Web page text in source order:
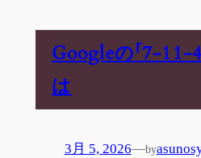
Googleの「7-11-
は
3月 5, 2026—by